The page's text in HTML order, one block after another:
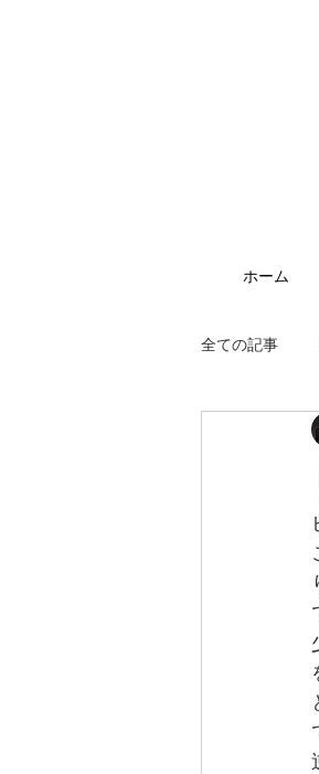
ホーム
全ての記事